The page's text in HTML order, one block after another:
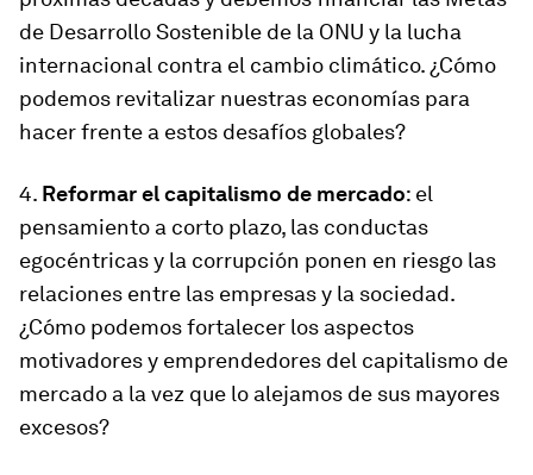
de Desarrollo Sostenible de la ONU y la lucha
internacional contra el cambio climático. ¿Cómo
podemos revitalizar nuestras economías para
hacer frente a estos desafíos globales?
4. Reformar el capitalismo de mercado: el
pensamiento a corto plazo, las conductas
egocéntricas y la corrupción ponen en riesgo las
relaciones entre las empresas y la sociedad.
¿Cómo podemos fortalecer los aspectos
motivadores y emprendedores del capitalismo de
mercado a la vez que lo alejamos de sus mayores
excesos?